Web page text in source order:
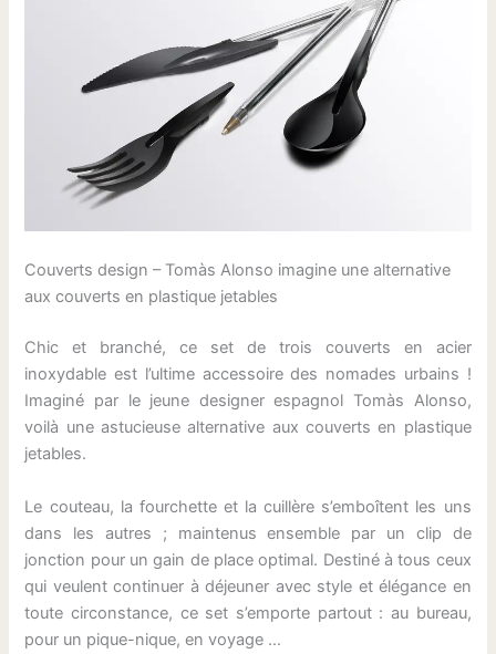
Couverts design – Tomàs Alonso imagine une alternative
aux couverts en plastique jetables
Chic et branché, ce set de trois couverts en acier
inoxydable est l’ultime accessoire des nomades urbains !
Imaginé par le jeune designer espagnol Tomàs Alonso,
voilà une astucieuse alternative aux couverts en plastique
jetables.
Le couteau, la fourchette et la cuillère s’emboîtent les uns
dans les autres ; maintenus ensemble par un clip de
jonction pour un gain de place optimal. Destiné à tous ceux
qui veulent continuer à déjeuner avec style et élégance en
toute circonstance, ce set s’emporte partout : au bureau,
pour un pique-nique, en voyage …